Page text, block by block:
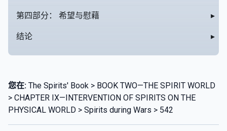
第四部分： 希望与慰藉 ▸
结论 ▸
您在: The Spirits' Book > BOOK TWO—THE SPIRIT WORLD
> CHAPTER IX—INTERVENTION OF SPIRITS ON THE
PHYSICAL WORLD > Spirits during Wars > 542